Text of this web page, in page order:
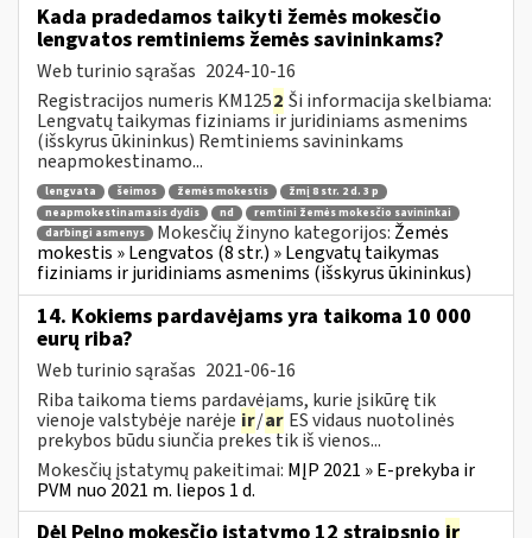
Kada pradedamos taikyti žemės mokesčio
lengvatos remtiniems žemės savininkams?
Web turinio sąrašas 2024-10-16
Registracijos numeris KM1252 Ši informacija skelbiama:
Lengvatų taikymas fiziniams ir juridiniams asmenims
(išskyrus ūkininkus) Remtiniems savininkams
neapmokestinamo...
lengvata šeimos žemės mokestis
žmį 8 str. 2 d. 3 p
neapmokestinamasis dydis
nd
remtini žemės mokesčio savininkai
darbingi asmenys
Mokesčių žinyno kategorijos: Žemės
mokestis » Lengvatos (8 str.) » Lengvatų taikymas
fiziniams ir juridiniams asmenims (išskyrus ūkininkus)
14. Kokiems pardavėjams yra taikoma 10 000
eurų riba?
Web turinio sąrašas 2021-06-16
Riba taikoma tiems pardavėjams, kurie įsikūrę tik
vienoje valstybėje narėje ir/ar ES vidaus nuotolinės
prekybos būdu siunčia prekes tik iš vienos...
Mokesčių įstatymų pakeitimai: MĮP 2021 » E-prekyba ir
PVM nuo 2021 m. liepos 1 d.
Dėl Pelno mokesčio įstatymo 12 straipsnio ir